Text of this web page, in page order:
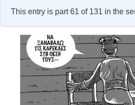
This entry is part 61 of 131 in the